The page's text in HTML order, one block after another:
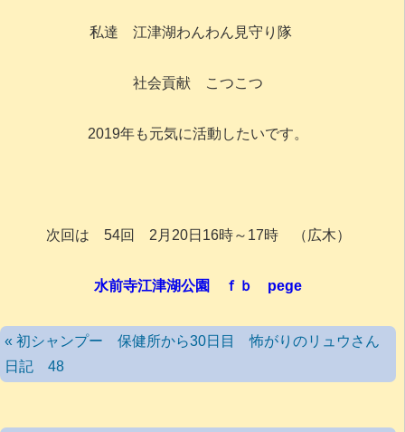
私達 江津湖わんわん見守り隊
社会貢献 こつこつ
2019年も元気に活動したいです。
次回は 54回 2月20日16時～17時 （広木）
水前寺江津湖公園 ｆｂ pege
« 初シャンプー 保健所から30日目 怖がりのリュウさん
日記 48